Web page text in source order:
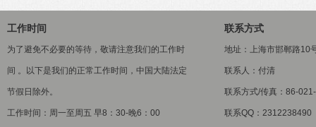
工作时间
为了避免不必要的等待，敬请注意我们的工作时
间 。以下是我们的正常工作时间，中国大陆法定
节假日除外。
工作时间：周一至周五 早8：30-晚6：00
联系方式
地址：上海市邯郸路10
联系人：付清
联系方式/传真：86-
联系QQ：2312238490